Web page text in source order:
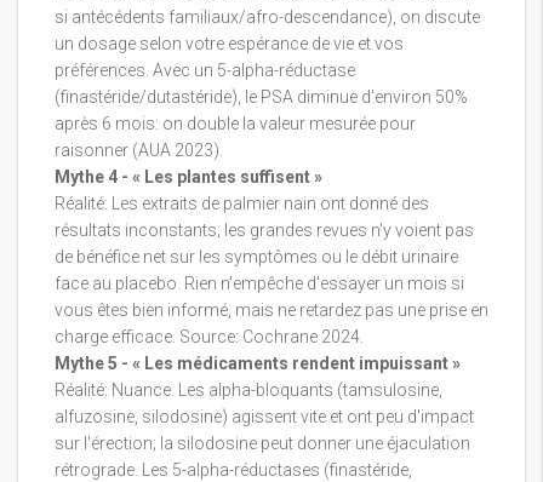
si antécédents familiaux/afro-descendance), on discute
un dosage selon votre espérance de vie et vos
préférences. Avec un 5-alpha-réductase
(finastéride/dutastéride), le PSA diminue d'environ 50%
après 6 mois: on double la valeur mesurée pour
raisonner (AUA 2023).
Mythe 4 - « Les plantes suffisent »
Réalité: Les extraits de palmier nain ont donné des
résultats inconstants; les grandes revues n'y voient pas
de bénéfice net sur les symptômes ou le débit urinaire
face au placebo. Rien n'empêche d'essayer un mois si
vous êtes bien informé, mais ne retardez pas une prise en
charge efficace. Source: Cochrane 2024.
Mythe 5 - « Les médicaments rendent impuissant »
Réalité: Nuance. Les alpha-bloquants (tamsulosine,
alfuzosine, silodosine) agissent vite et ont peu d'impact
sur l'érection; la silodosine peut donner une éjaculation
rétrograde. Les 5-alpha-réductases (finastéride,